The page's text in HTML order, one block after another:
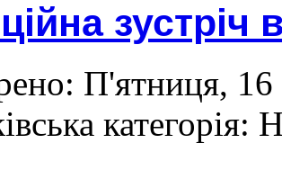
зустріч
П'ятниця,
категорія: